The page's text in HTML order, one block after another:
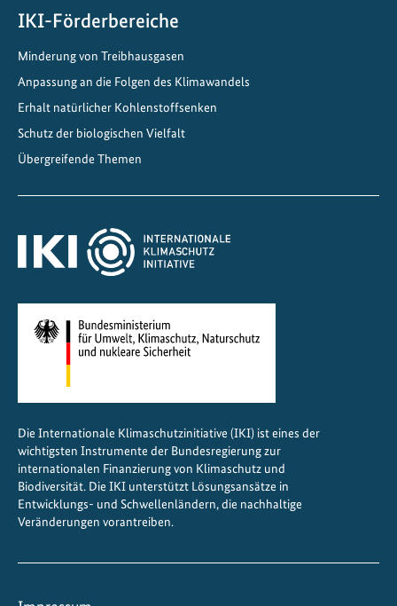
IKI-Förderbereiche
Minderung von Treibhausgasen
Anpassung an die Folgen des Klimawandels
Erhalt natürlicher Kohlenstoffsenken
Schutz der biologischen Vielfalt
Übergreifende Themen
Die Internationale Klimaschutzinitiative (IKI) ist eines der
wichtigsten Instrumente der Bundesregierung zur
internationalen Finanzierung von Klimaschutz und
Biodiversität. Die IKI unterstützt Lösungsansätze in
Entwicklungs- und Schwellenländern, die nachhaltige
Veränderungen vorantreiben.